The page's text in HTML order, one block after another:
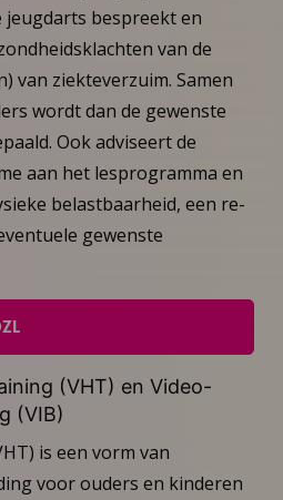
jeugdarts bespreekt en
van de
van ziekteverzuim. Samen
wordt dan de gewenste
Ook adviseert de
aan het lesprogramma en
belastbaarheid, een re-
gewenste
(VHT) en Video-
(VIB)
is een vorm van
voor ouders en kinderen